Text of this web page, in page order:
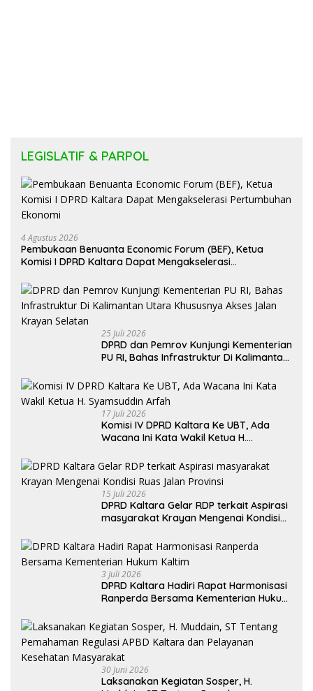
LEGISLATIF & PARPOL
4 Agustus 2026
Pembukaan Benuanta Economic Forum (BEF), Ketua
Komisi I DPRD Kaltara Dapat Mengakselerasi
25 Juli 2026
DPRD dan Pemrov Kunjungi Kementerian
PU RI, Bahas Infrastruktur Di Kalimantan
Selatan
17 Juli 2026
Komisi IV DPRD Kaltara Ke UBT, Ada
Wacana Ini Kata Wakil Ketua H.
15 Juli 2026
DPRD Kaltara Gelar RDP terkait Aspirasi
masyarakat Krayan Mengenai Kondisi
3 Juli 2026
DPRD Kaltara Hadiri Rapat Harmonisasi
Ranperda Bersama Kementerian Hukum
30 Juni 2026
Laksanakan Kegiatan Sosper, H.